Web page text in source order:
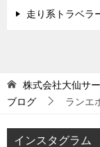
走り系トラベラ
株式会社大仙サ
ブログ
ランエ
インスタグラム